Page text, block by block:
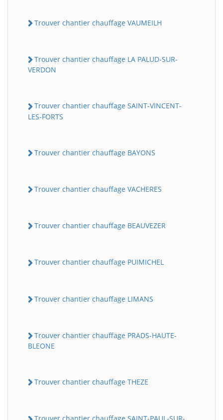
Trouver chantier chauffage VAUMEILH
Trouver chantier chauffage LA PALUD-SUR-
VERDON
Trouver chantier chauffage SAINT-VINCENT-
LES-FORTS
Trouver chantier chauffage BAYONS
Trouver chantier chauffage VACHERES
Trouver chantier chauffage BEAUVEZER
Trouver chantier chauffage PUIMICHEL
Trouver chantier chauffage LIMANS
Trouver chantier chauffage PRADS-HAUTE-
BLEONE
Trouver chantier chauffage THEZE